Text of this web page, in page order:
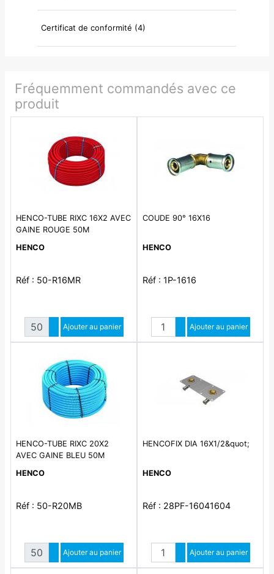
Certificat de conformité (4)
Fréquemment commandés avec ce
produit
HENCO-TUBE RIXC 16X2 AVEC
GAINE ROUGE 50M
HENCO
Réf : 50-R16MR
Quantité
Augmenter quantité
Diminuer quantité
Ajouter au panier
COUDE 90° 16X16
HENCO
Réf : 1P-1616
Quantité
Augmenter quantité
Diminuer quantité
Ajouter au panier
HENCO-TUBE RIXC 20X2
AVEC GAINE BLEU 50M
HENCO
Réf : 50-R20MB
Quantité
Augmenter quantité
Diminuer quantité
Ajouter au panier
HENCOFIX DIA 16X1/2&quot;
HENCO
Réf : 28PF-16041604
Quantité
Augmenter quantité
Diminuer quantité
Ajouter au panier